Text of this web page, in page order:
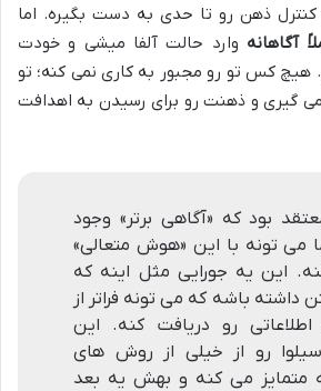
ذهن رو تا حدی به دست بگیره. اما
آگاهانه وارد حالت آلفا میشی و خودت
هیچ کس تو رو مجبور به کاری نمی کنه؛ تو
گیری و ذهنت رو برای رسیدن به اهدافت
بود که «آگاهی برتر» وجود
می تونه با این «هوش متعالی»
کنه. این یه جورایی مثل اینه که
داشته باشه که می تونه فراتر از
اطلاعاتی رو دریافت کنه. این
سیلوا رو از خیلی از روش های
متمایز می کنه و بهش یه بعد